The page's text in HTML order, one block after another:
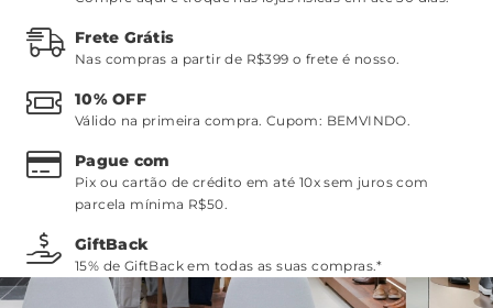
Frete Grátis
Nas compras a partir de R$399 o frete é nosso.
10% OFF
Válido na primeira compra. Cupom: BEMVINDO.
Pague com
Pix ou cartão de crédito em até 10x sem juros com
parcela mínima R$50.
GiftBack
15% de GiftBack em todas as suas compras.*